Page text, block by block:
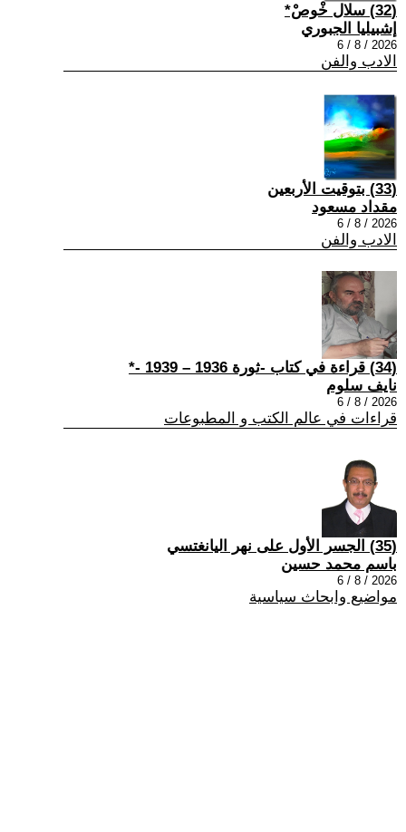
(32) سلال خْوصْ*
إشبيليا الجبوري
2026 / 8 / 6
الادب والفن
(33) بتوقيت الأربعين
مقداد مسعود
2026 / 8 / 6
الادب والفن
(34) قراءة في كتاب -ثورة 1936 – 1939 -*
نايف سلوم
2026 / 8 / 6
قراءات في عالم الكتب و المطبوعات
(35) الجسر الأول على نهر اليانغتسي
باسم محمد حسين
2026 / 8 / 6
مواضيع وابحاث سياسية